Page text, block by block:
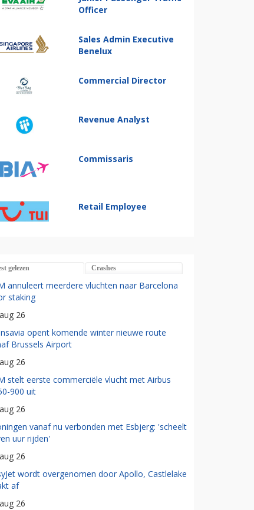
Officer
Sales Admin Executive
Benelux
Commercial Director
Revenue Analyst
Commissaris
Retail Employee
gelezen Crashes
annuleert meerdere vluchten naar Barcelona
staking
26
opent komende winter nieuwe route
Brussels Airport
26
stelt eerste commerciële vlucht met Airbus
900 uit
26
vanaf nu verbonden met Esbjerg: 'scheelt
uur rijden'
26
wordt overgenomen door Apollo, Castlelake
af
26